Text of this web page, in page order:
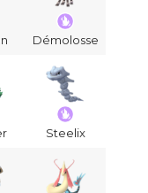
Démolosse
Steelix